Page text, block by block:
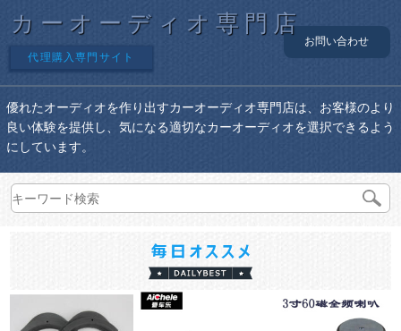
カーオーディオ専門店
代理購入専門サイト
お問い合わせ
優れたオーディオを作り出すカーオーディオ専門店は、お客様のより
良い体験を提供し、気になる適切なカーオーディオを選択できるよう
にしています。